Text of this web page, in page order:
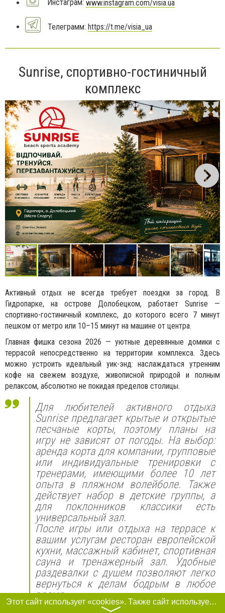
Инстаграм: www.instagram.com/visia.ua
Телеграмм: https://t.me/visia_ua
Sunrise, спортивно-гостиничный
комплекс
Активный отдых не всегда требует поездки за город. В
Гидропарке, на острове Долобецком, работает Sunrise —
спортивно-гостиничный комплекс, до которого всего 7 минут
пешком от метро или 10–15 минут на машине от центра.
Главная фишка сезона 2026 — уютные деревянные домики с
террасой непосредственно на территории комплекса. Здесь
можно устроить идеальный уик-энд: наслаждаться утренним
кофе на свежем воздухе, живописной природой и полным
релаксом, абсолютно не покидая пределов столицы.
Для любителей активного отдыха
Sunrise предлагает крытые и открытые
песчаные корты, поэтому планы на
игру не зависят от погоды. На выбор:
аренда корта для компании, групповые
или индивидуальные тренировки с
тренерами, имеющими более 10 лет
опыта в пляжном волейболе. Также
действует набор в детские группы, а
для поклонников классики есть
универсальный зал.
После игры или отдыха на террасе к
вашим услугам ресторан европейской
кухни, массажный кабинет, спортивная
сауна и тренажерный зал. Удобные
раздевалки с душем позволяют легко
вернуться к делам бодрым в любое
время.
Этот сайт использует «cookies». Также сайт использует интернет-сервис для сбора технических данных касательно посетителей с целью получения маркетинговой и статистической информации. Условия обработки данных посетителей сайта см.
〉